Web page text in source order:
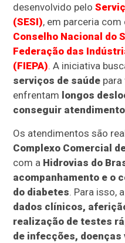
desenvolvido pelo
(SESI), em parceria com
Conselho Nacional do
Federação das
(FIEPA). A iniciativa
serviços de saúde
enfrentam longos
conseguir
Os atendimentos são
Complexo Comercial
com a Hidrovias do
acompanhamento e o
do diabetes. Para isso,
dados clínicos,
realização de testes
de infecções,